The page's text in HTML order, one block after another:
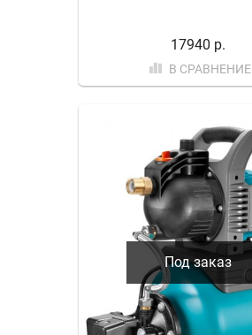
17940 р.
В СРАВНЕНИЕ
Под заказ